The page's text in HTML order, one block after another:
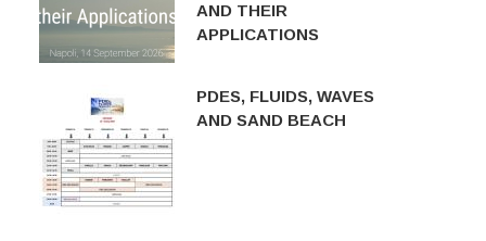
AND THEIR
APPLICATIONS
PDES, FLUIDS, WAVES
AND SAND BEACH